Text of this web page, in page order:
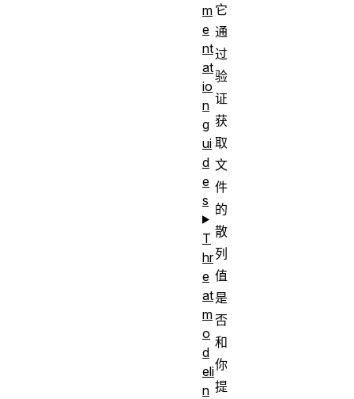
它
通
过
验
证
获
取
文
件
的
散
列
值
是
否
和
你
提
m
e
nt
at
io
n
g
ui
d
e
s
T
hr
e
at
m
o
d
eli
n